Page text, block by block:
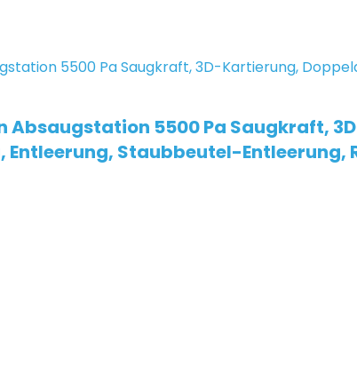
5500 Pa Saugkraft,
Staubbeutel-Entleerung,